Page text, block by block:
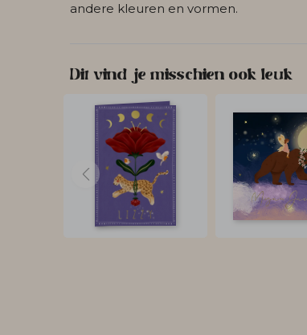
andere kleuren en vormen.
Dit vind je misschien ook leuk